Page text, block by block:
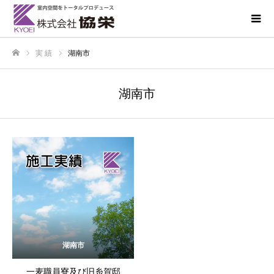
実 績 湖南市
湖南市
湖南市
一麦職員寮及び旧糸賀邸